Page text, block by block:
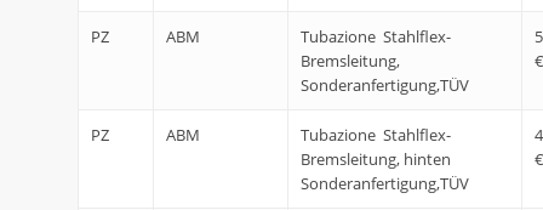
PZ ABM
Tubazione Stahlflex-
Bremsleitung,
Sonderanfertigung,TÜV
PZ ABM
Tubazione Stahlflex-
Bremsleitung, hinten
Sonderanfertigung,TÜV